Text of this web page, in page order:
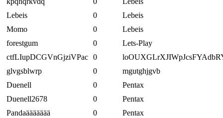
Lebeis
0
Lebeis
Momo
0
Lebeis
forestgum
0
Lets-Play
ctfLIupDCGVnGjziVPac 0
glvgsblwrp
0
mgutghjgvb
Duenell
0
Pentax
Duenell2678
0
Pentax
Pandaäääääää
0
Pentax